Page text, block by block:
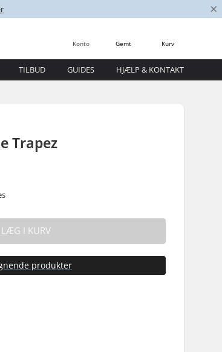
×
Kurv
Gemt
Konto
TILBUD GUIDES HJÆLP & KONTAKT
Trapez
LÆG I KURV
produkter